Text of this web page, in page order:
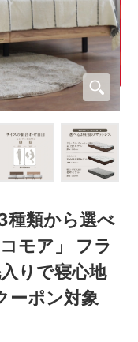
種類から選べ
モア」 フラ
りで寝心地
ーポン対象